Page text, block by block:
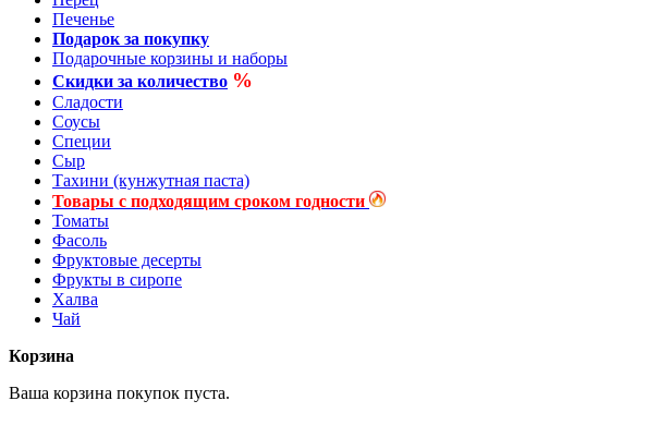
Печенье
Подарок за покупку
Подарочные корзины и наборы
Скидки за количество %
Сладости
Соусы
Специи
Сыр
Тахини (кунжутная паста)
Товары с подходящим сроком годности
Томаты
Фасоль
Фруктовые десерты
Фрукты в сиропе
Халва
Чай
Корзина
Ваша корзина покупок пуста.